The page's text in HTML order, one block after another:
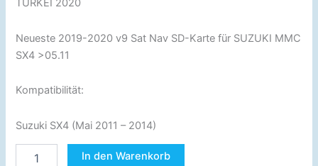
TÜRKEI 2020
Neueste 2019-2020 v9 Sat Nav SD-Karte für SUZUKI MMC
SX4 >05.11
Kompatibilität:
Suzuki SX4 (Mai 2011 – 2014)
In den Warenkorb